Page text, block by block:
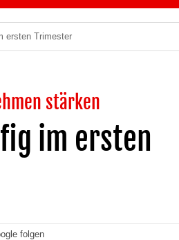
ersten Trimester
stärken
im ersten
folgen